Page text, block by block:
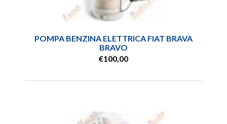
POMPA BENZINA ELETTRICA FIAT BRAVA
BRAVO
€100,00